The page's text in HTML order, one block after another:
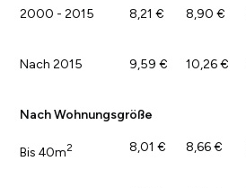
2000 - 2015 8,21 € 8,90 €
Nach 2015 9,59 € 10,26 €
Nach Wohnungsgröße
Bis 40m2 8,01 € 8,66 €